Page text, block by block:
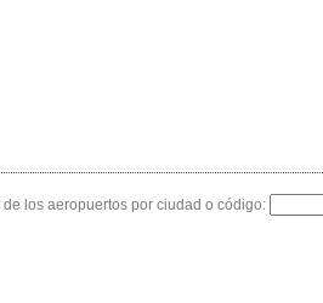
de los aeropuertos por ciudad o código: